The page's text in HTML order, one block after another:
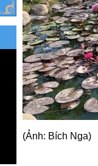
(Ảnh: Bích Nga)